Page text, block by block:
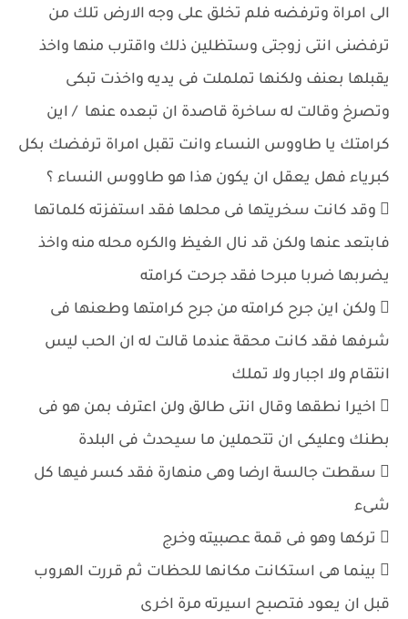
الى امراة وترفضه فلم تخلق على وجه الارض تلك من
ترفضنى انتى زوجتى وستظلين ذلك واقترب منها واخذ
يقبلها بعنف ولكنها تململت فى يديه واخذت تبكى
وتصرخ وقالت له ساخرة قاصدة ان تبعده عنها / اين
كرامتك يا طاووس النساء وانت تقبل امراة ترفضك بكل
كبرياء فهل يعقل ان يكون هذا هو طاووس النساء ؟
 وقد كانت سخريتها فى محلها فقد استفزته كلماتها
فابتعد عنها ولكن قد نال الغيظ والكره محله منه واخذ
يضربها ضربا مبرحا فقد جرحت كرامته
 ولكن اين جرح كرامته من جرح كرامتها وطعنها فى
شرفها فقد كانت محقة عندما قالت له ان الحب ليس
انتقام ولا اجبار ولا تملك
 اخيرا نطقها وقال انتى طالق ولن اعترف بمن هو فى
بطنك وعليكى ان تتحملين ما سيحدث فى البلدة
 سقطت جالسة ارضا وهى منهارة فقد كسر فيها كل
شىء
 تركها وهو فى قمة عصبيته وخرج
 بينما هى استكانت مكانها للحظات ثم قررت الهروب
قبل ان يعود فتصبح اسيرته مرة اخرى